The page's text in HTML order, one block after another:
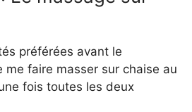
préférées avant le
me faire masser sur chaise au
fois toutes les deux